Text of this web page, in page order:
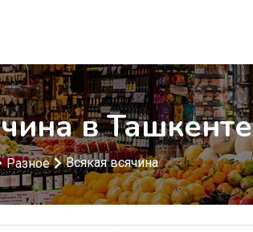
в Ташкенте
Разное Всякая всячина